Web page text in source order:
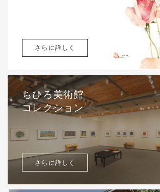
さらに詳しく
ちひろ美術館
コレクション
さらに詳しく